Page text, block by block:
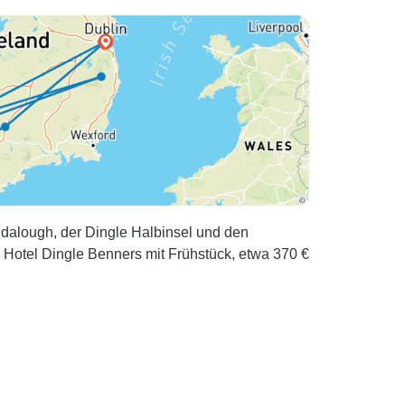
der Dingle Halbinsel und den
Dingle Benners mit Frühstück, etwa 370 €